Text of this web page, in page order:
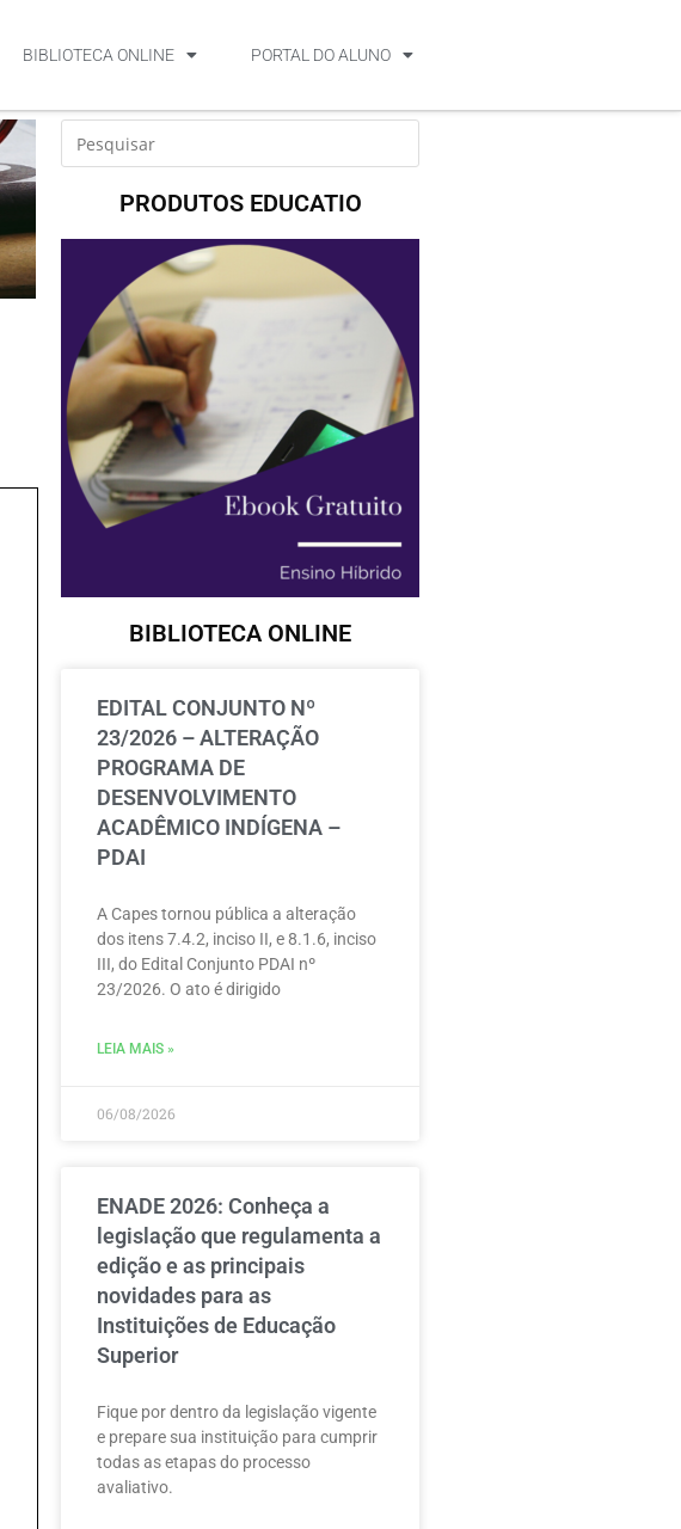
BIBLIOTECA ONLINE PORTAL DO ALUNO
PRODUTOS EDUCATIO
BIBLIOTECA ONLINE
EDITAL CONJUNTO Nº
23/2026 – ALTERAÇÃO
PROGRAMA DE
DESENVOLVIMENTO
ACADÊMICO INDÍGENA –
PDAI
A Capes tornou pública a alteração
dos itens 7.4.2, inciso II, e 8.1.6, inciso
III, do Edital Conjunto PDAI nº
23/2026. O ato é dirigido
LEIA MAIS »
06/08/2026
ENADE 2026: Conheça a
legislação que regulamenta a
edição e as principais
novidades para as
Instituições de Educação
Superior
Fique por dentro da legislação vigente
e prepare sua instituição para cumprir
todas as etapas do processo
avaliativo.